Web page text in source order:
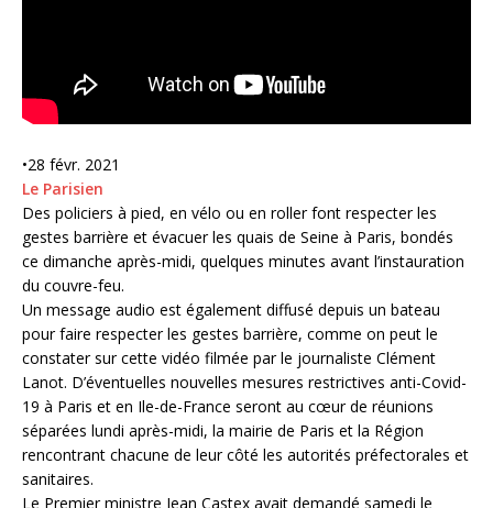
•28 févr. 2021
Le Parisien
Des policiers à pied, en vélo ou en roller font respecter les
gestes barrière et évacuer les quais de Seine à Paris, bondés
ce dimanche après-midi, quelques minutes avant l’instauration
du couvre-feu.
Un message audio est également diffusé depuis un bateau
pour faire respecter les gestes barrière, comme on peut le
constater sur cette vidéo filmée par le journaliste Clément
Lanot. D’éventuelles nouvelles mesures restrictives anti-Covid-
19 à Paris et en Ile-de-France seront au cœur de réunions
séparées lundi après-midi, la mairie de Paris et la Région
rencontrant chacune de leur côté les autorités préfectorales et
sanitaires.
Le Premier ministre Jean Castex avait demandé samedi le